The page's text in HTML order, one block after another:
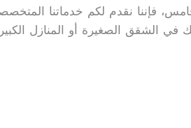
فإننا نقدم لكم خدماتنا
في الشقق الصغيرة أو المنازل